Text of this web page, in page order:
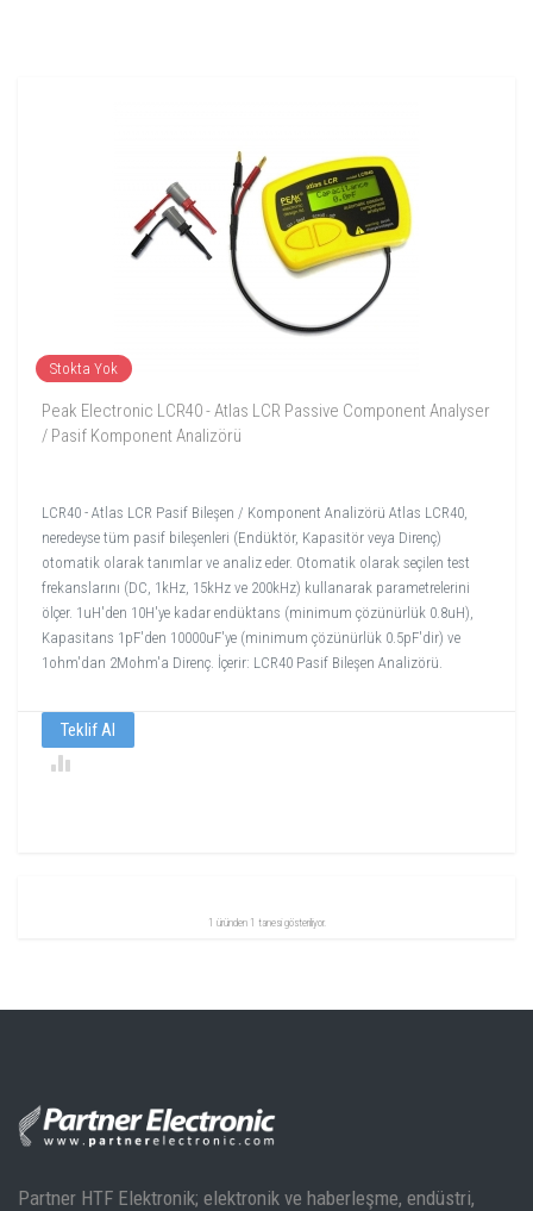
Stokta Yok
Peak Electronic LCR40 - Atlas LCR Passive Component Analyser
/ Pasif Komponent Analizörü
LCR40 - Atlas LCR Pasif Bileşen / Komponent Analizörü Atlas LCR40,
neredeyse tüm pasif bileşenleri (Endüktör, Kapasitör veya Direnç)
otomatik olarak tanımlar ve analiz eder. Otomatik olarak seçilen test
frekanslarını (DC, 1kHz, 15kHz ve 200kHz) kullanarak parametrelerini
ölçer. 1uH'den 10H'ye kadar endüktans (minimum çözünürlük 0.8uH),
Kapasitans 1pF'den 10000uF'ye (minimum çözünürlük 0.5pF'dir) ve
1ohm'dan 2Mohm'a Direnç. İçerir: LCR40 Pasif Bileşen Analizörü.
Teklif Al
1 üründen 1 tanesi gösteriliyor.
Partner HTF Elektronik; elektronik ve haberleşme, endüstri,